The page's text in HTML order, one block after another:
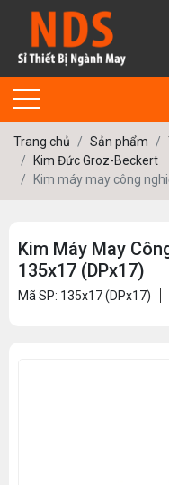
Trang chủ Sản phẩm
Kim Đức Groz-Beckert
Kim máy may công
Kim Máy May
135x17 (DPx17)
Mã SP: 135x17 (DPx17)